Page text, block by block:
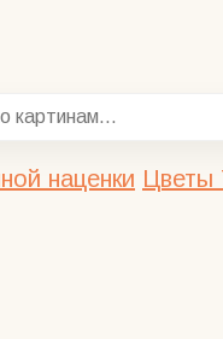
наценки Цветы